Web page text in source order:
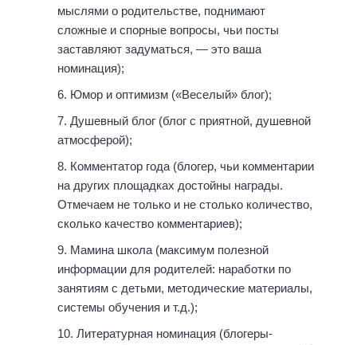
мыслями о родительстве, поднимают
сложные и спорные вопросы, чьи посты
заставляют задуматься, — это ваша
номинация);
Юмор и оптимизм («Веселый» блог);
Душевный блог (блог с приятной, душевной
атмосферой);
Комментатор года (блогер, чьи комментарии
на других площадках достойны награды.
Отмечаем не только и не столько количество,
сколько качество комментариев);
Мамина школа (максимум полезной
информации для родителей: наработки по
занятиям с детьми, методические материалы,
системы обучения и т.д.);
Литературная номинация (блогеры-